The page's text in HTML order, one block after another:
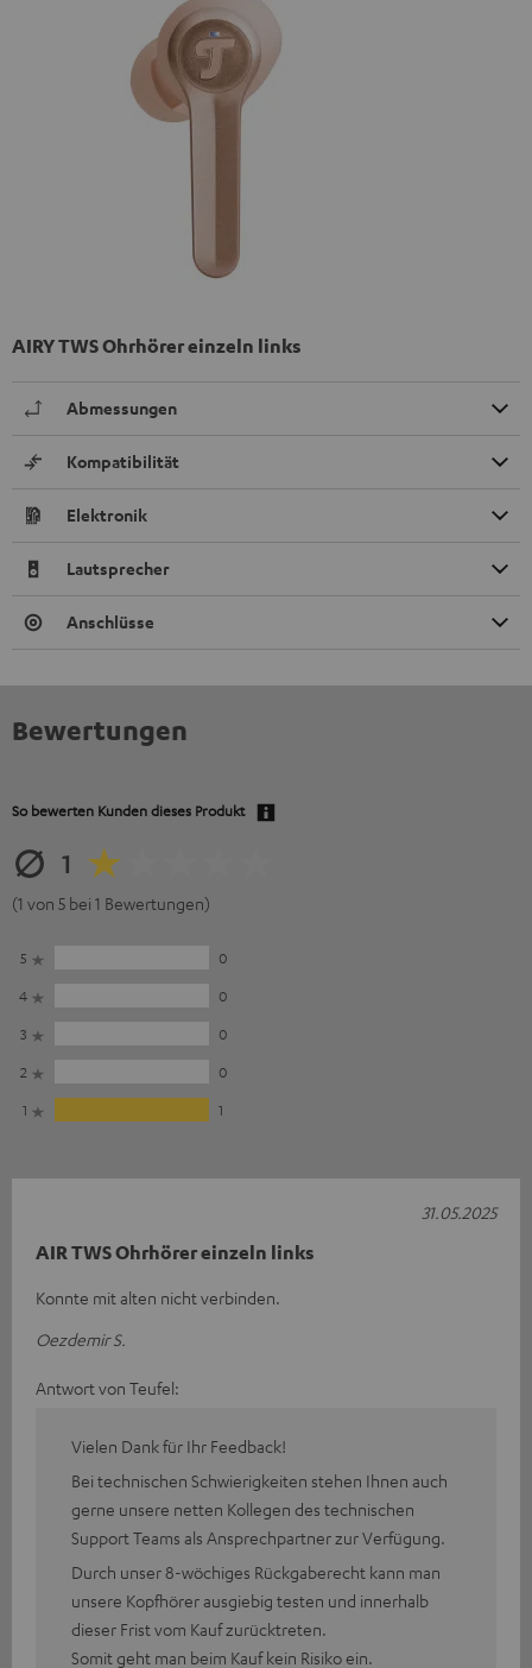
AIRY TWS Ohrhörer einzeln links
Abmessungen
Kompatibilität
Elektronik
Lautsprecher
Anschlüsse
Bewertungen
So bewerten Kunden dieses Produkt
1
(1 von 5 bei 1 Bewertungen)
5
0
4
0
3
0
2
0
1
1
AIR TWS Ohrhörer einzeln links
Konnte mit alten nicht verbinden.
Oezdemir S.
31.05.2025
Antwort von Teufel:
Vielen Dank für Ihr Feedback!
Bei technischen Schwierigkeiten stehen Ihnen auch
gerne unsere netten Kollegen des technischen
Support Teams als Ansprechpartner zur Verfügung.
Durch unser 8-wöchiges Rückgaberecht kann man
unsere Kopfhörer ausgiebig testen und innerhalb
dieser Frist vom Kauf zurücktreten.
Somit geht man beim Kauf kein Risiko ein.